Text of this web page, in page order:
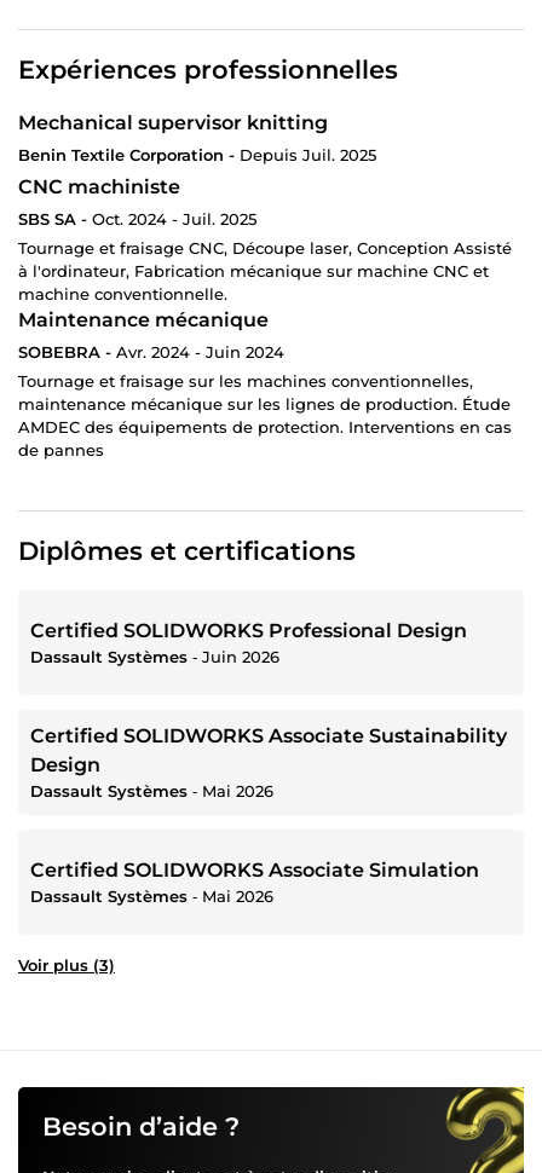
Expériences professionnelles
Mechanical supervisor knitting
Benin Textile Corporation - Depuis Juil. 2025
CNC machiniste
SBS SA - Oct. 2024 - Juil. 2025
Tournage et fraisage CNC, Découpe laser, Conception Assisté
à l'ordinateur, Fabrication mécanique sur machine CNC et
machine conventionnelle.
Maintenance mécanique
SOBEBRA - Avr. 2024 - Juin 2024
Tournage et fraisage sur les machines conventionnelles,
maintenance mécanique sur les lignes de production. Étude
AMDEC des équipements de protection. Interventions en cas
de pannes
Diplômes et certifications
Certified SOLIDWORKS Professional Design
Dassault Systèmes ‐ Juin 2026
Certified SOLIDWORKS Associate Sustainability
Design
Dassault Systèmes ‐ Mai 2026
Certified SOLIDWORKS Associate Simulation
Dassault Systèmes ‐ Mai 2026
Voir plus (3)
Besoin d’aide ?